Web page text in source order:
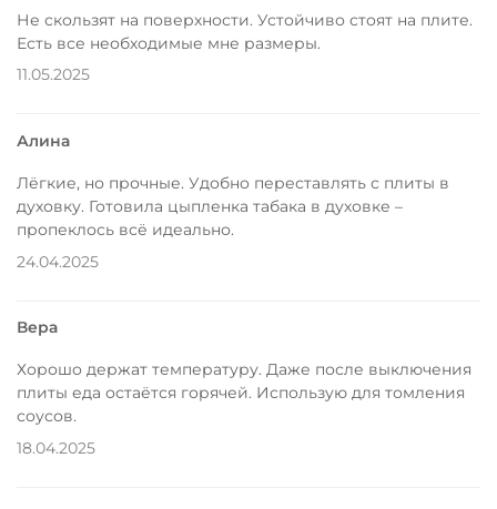
Не скользят на поверхности. Устойчиво стоят на плите.
Есть все необходимые мне размеры.
11.05.2025
Алина
Лёгкие, но прочные. Удобно переставлять с плиты в
духовку. Готовила цыпленка табака в духовке –
пропеклось всё идеально.
24.04.2025
Вера
Хорошо держат температуру. Даже после выключения
плиты еда остаётся горячей. Использую для томления
соусов.
18.04.2025